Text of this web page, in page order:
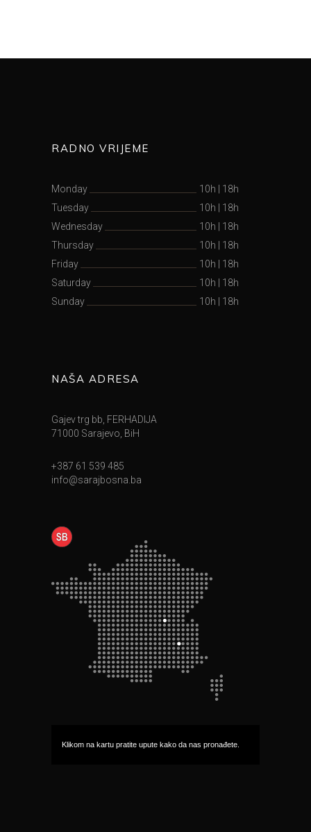
RADNO VRIJEME
Monday 10h
18h
Tuesday
10h
18h
Wednesday
10h
18h
Thursday
10h
18h
Friday
10h
18h
Saturday
10h
18h
Sunday
10h 18h
NAŠA ADRESA
Gajev trg bb, FERHADIJA
71000 Sarajevo, BiH
+387 61 539 485
info@sarajbosna.ba
Klikom na kartu pratite upute kako da nas pronađete.